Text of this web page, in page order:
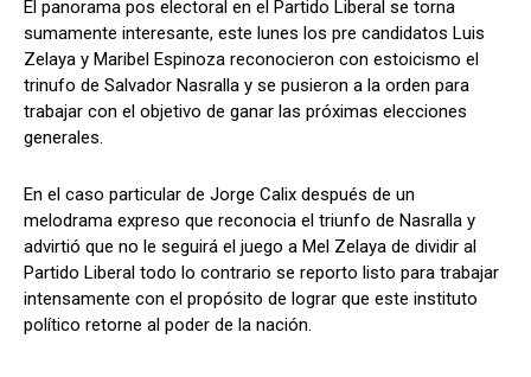
Comparta
Facebook WhatsApp
Síganos
Comparta
Facebook WhatsApp
Síganos
El panorama pos electoral en el Partido Liberal se torna
sumamente interesante, este lunes los pre candidatos Luis
Zelaya y Maribel Espinoza reconocieron con estoicismo el
trinufo de Salvador Nasralla y se pusieron a la orden para
trabajar con el objetivo de ganar las próximas elecciones
generales.
En el caso particular de Jorge Calix después de un
melodrama expreso que reconocia el triunfo de Nasralla y
advirtió que no le seguirá el juego a Mel Zelaya de dividir al
Partido Liberal todo lo contrario se reporto listo para trabajar
intensamente con el propósito de lograr que este instituto
político retorne al poder de la nación.